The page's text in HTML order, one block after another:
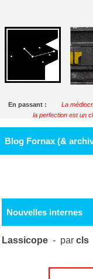
En passant :
La
la perfection est un
Blog Fornax (&
Nouvelles internes
Lassicope - parcls